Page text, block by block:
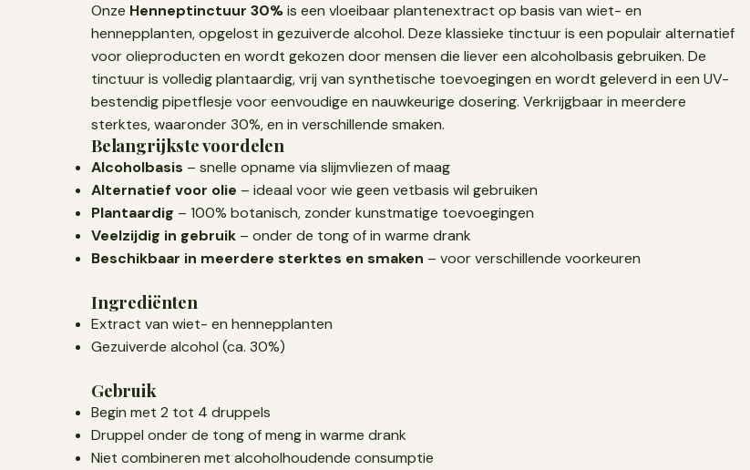
Onze Henneptinctuur 30%is een vloeibaar plantenextract op basis van wiet- en
hennepplanten, opgelost in gezuiverde alcohol. Deze klassieke tinctuur is een populair alternatief
voor olieproducten en wordt gekozen door mensen die liever een alcoholbasis gebruiken. De
tinctuur is volledig plantaardig, vrij van synthetische toevoegingen en wordt geleverd in een UV-
bestendig pipetflesje voor eenvoudige en nauwkeurige dosering. Verkrijgbaar in meerdere
sterktes, waaronder 30%, en in verschillende smaken.
Belangrijkste voordelen
Alcoholbasis – snelle opname via slijmvliezen of maag
Alternatief voor olie – ideaal voor wie geen vetbasis wil gebruiken
Plantaardig – 100% botanisch, zonder kunstmatige toevoegingen
Veelzijdig in gebruik – onder de tong of in warme drank
Beschikbaar in meerdere sterktes en smaken – voor verschillende voorkeuren
Ingrediënten
Extract van wiet- en hennepplanten
Gezuiverde alcohol (ca. 30%)
Gebruik
Begin met 2 tot 4 druppels
Druppel onder de tong of meng in warme drank
Niet combineren met alcoholhoudende consumptie